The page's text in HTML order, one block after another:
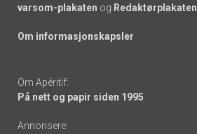
varsom-plakaten og Redaktørplakaten
Om informasjonskapsler
Om Apéritif:
På nett og papir siden 1995
Annonsere: